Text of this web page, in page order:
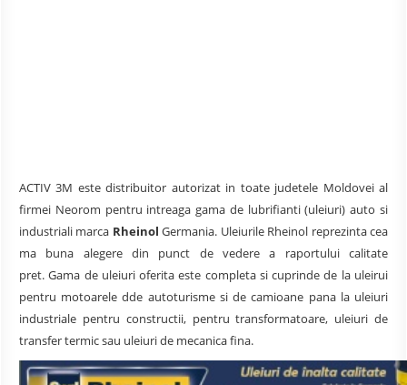
ACTIV 3M este distribuitor autorizat in toate judetele Moldovei al
firmei Neorom pentru intreaga gama de lubrifianti (uleiuri) auto si
industriali marca RheinolGermania. Uleiurile Rheinol reprezinta cea
ma buna alegere din punct de vedere a raportului calitate
pret. Gama de uleiuri oferita este completa si cuprinde de la uleirui
pentru motoarele dde autoturisme si de camioane pana la uleiuri
industriale pentru constructii, pentru transformatoare, uleiuri de
transfer termic sau uleiuri de mecanica fina.